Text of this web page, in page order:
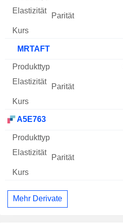
MRTAFT
A5E763
Mehr Derivate